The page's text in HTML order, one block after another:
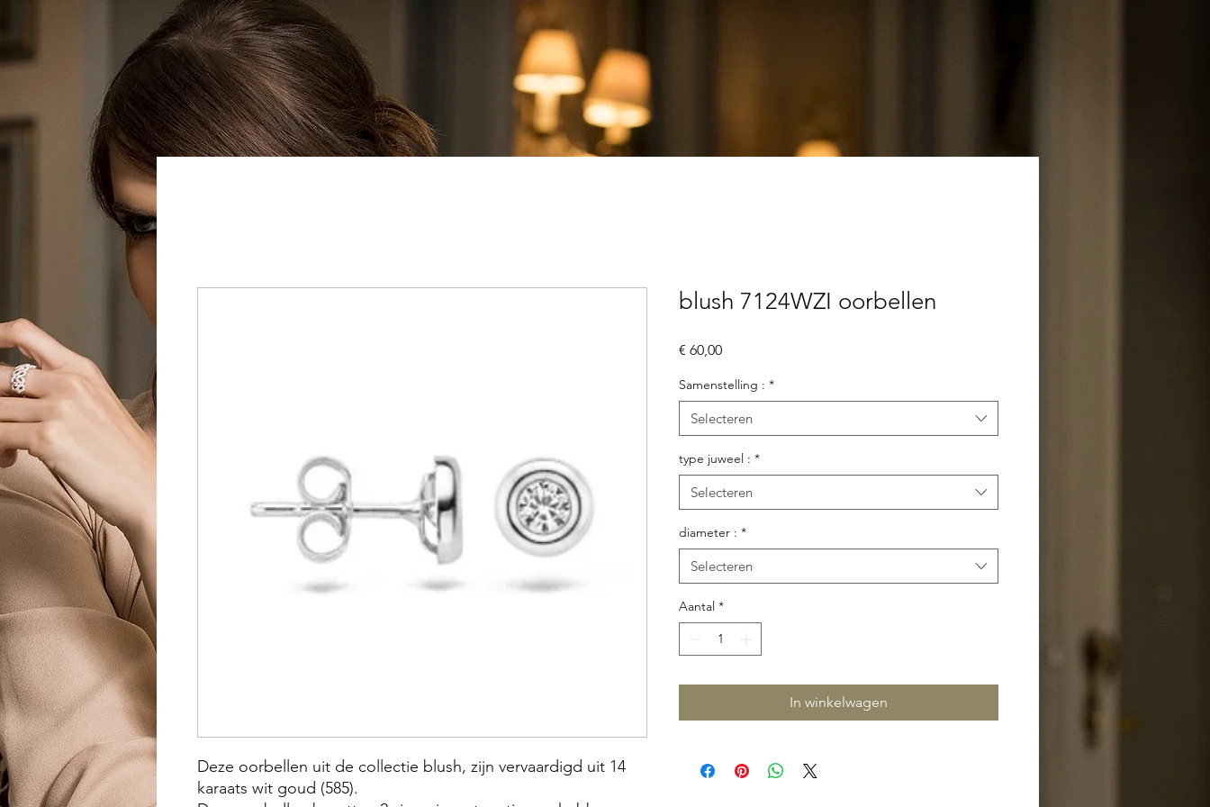
Deze oorbellen uit de collectie blush, zijn vervaardigd uit 14
karaats wit goud (585).
blush 7124WZI oorbellen
€ 60,00Prijs
Samenstelling : *
Selecteren
type juweel : *
Selecteren
diameter : *
Selecteren
Aantal *
In winkelwagen